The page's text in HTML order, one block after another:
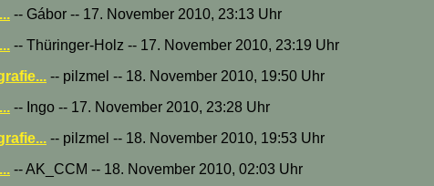
-- Gábor -- 17. November 2010, 23:13 Uhr
-- Thüringer-Holz -- 17. November 2010, 23:19 Uhr
-- pilzmel -- 18. November 2010, 19:50 Uhr
-- Ingo -- 17. November 2010, 23:28 Uhr
-- pilzmel -- 18. November 2010, 19:53 Uhr
-- AK_CCM -- 18. November 2010, 02:03 Uhr